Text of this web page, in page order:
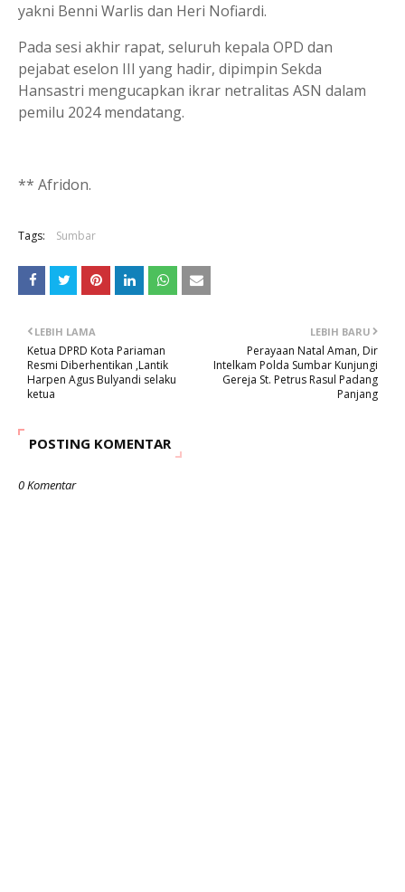
yakni Benni Warlis dan Heri Nofiardi.
Pada sesi akhir rapat, seluruh kepala OPD dan
pejabat eselon III yang hadir, dipimpin Sekda
Hansastri mengucapkan ikrar netralitas ASN dalam
pemilu 2024 mendatang.
** Afridon.
Tags: Sumbar
LEBIH BARU
Perayaan Natal Aman, Dir
Intelkam Polda Sumbar Kunjungi
Gereja St. Petrus Rasul Padang
Panjang
LEBIH LAMA
Ketua DPRD Kota Pariaman
Resmi Diberhentikan ,Lantik
Harpen Agus Bulyandi selaku
ketua
POSTING KOMENTAR
0 Komentar